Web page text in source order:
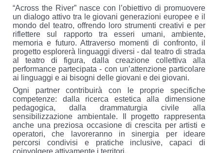
“Across the River” nasce con l’obiettivo di promuovere
un dialogo attivo tra le giovani generazioni europee e il
mondo del teatro, offrendo loro strumenti creativi e per
riflettere sul rapporto tra esseri umani, ambiente,
memoria e futuro. Attraverso momenti di confronto, il
progetto esplorerà linguaggi diversi - dal teatro di strada
al teatro di figura, dalla creazione collettiva alla
performance partecipata - con un’attenzione particolare
ai linguaggi e ai bisogni delle giovani e dei giovani.
Ogni partner contribuirà con le proprie specifiche
competenze: dalla ricerca estetica alla dimensione
pedagogica, dalla drammaturgia civile alla
sensibilizzazione ambientale. Il progetto rappresenta
anche una preziosa occasione di crescita per artisti e
operatori, che lavoreranno in sinergia per ideare
percorsi condivisi e pratiche inclusive, capaci di
coinvolgere attivamente i territori.